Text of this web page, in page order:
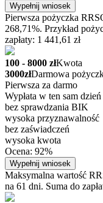
Wypełnij wniosek
Pierwsza pożyczka
268,71%. Przykład
zapłaty: 1 441,61 zł
100 - 8000 złKwota
3000złDarmowa
Pierwsza za darmo
Wypłata w ten sam dzień
bez sprawdzania BIK
wysoka przyznawalność
bez zaświadczeń
wysoka kwota
Ocena: 92%
Wypełnij wniosek
Maksymalna wartość
na 61 dni. Suma do